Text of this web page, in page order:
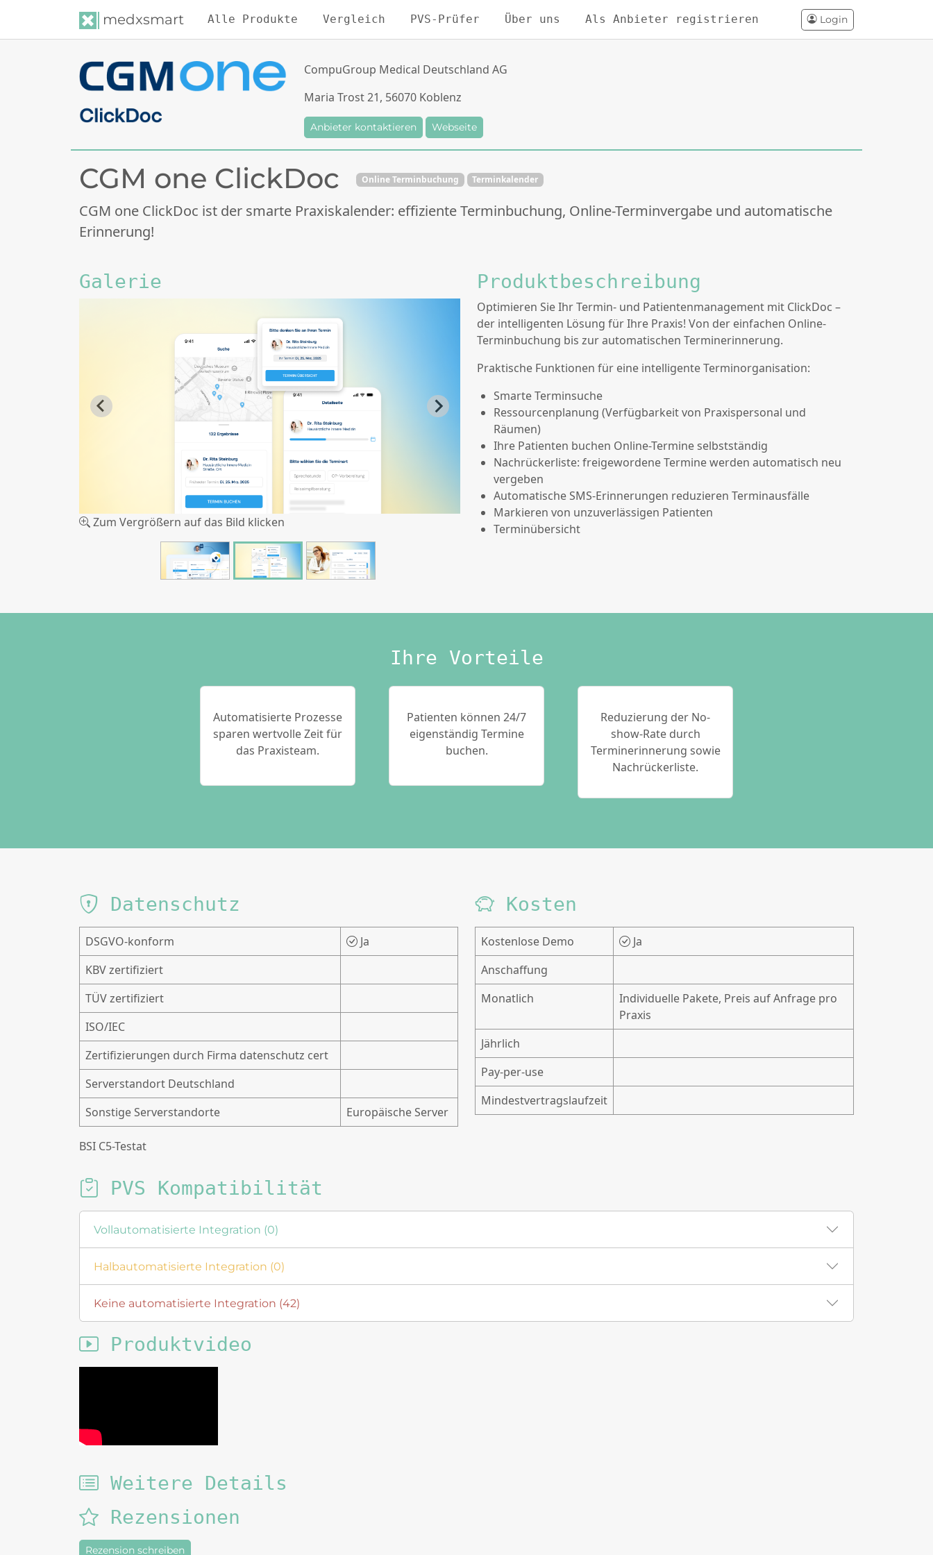
medxsmart Alle Produkte Vergleich PVS-Prüfer Über uns Als Anbieter registrieren Login
CompuGroup Medical Deutschland AG
Maria Trost 21, 56070 Koblenz
Anbieter kontaktieren Webseite
CGM one ClickDoc Online Terminbuchung Terminkalender
CGM one ClickDoc ist der smarte Praxiskalender: effiziente Terminbuchung, Online-Terminvergabe und automatische
Erinnerung!
Galerie
Zum Vergrößern auf das Bild klicken
Produktbeschreibung
Optimieren Sie Ihr Termin- und Patientenmanagement mit ClickDoc –
der intelligenten Lösung für Ihre Praxis! Von der einfachen Online-
Terminbuchung bis zur automatischen Terminerinnerung.
Praktische Funktionen für eine intelligente Terminorganisation:
Smarte Terminsuche
Ressourcenplanung (Verfügbarkeit von Praxispersonal und
Räumen)
Ihre Patienten buchen Online-Termine selbstständig
Nachrückerliste: freigewordene Termine werden automatisch neu
vergeben
Automatische SMS-Erinnerungen reduzieren Terminausfälle
Markieren von unzuverlässigen Patienten
Terminübersicht
Ihre Vorteile
Automatisierte Prozesse
sparen wertvolle Zeit für
das Praxisteam.
Patienten können 24/7
eigenständig Termine
buchen.
Reduzierung der No-
show-Rate durch
Terminerinnerung sowie
Nachrückerliste.
Datenschutz
DSGVO-konform
Ja
KBV zertifiziert
TÜV zertifiziert
ISO/IEC
Zertifizierungen durch Firma datenschutz cert
Serverstandort Deutschland
Sonstige Serverstandorte
Europäische Server
BSI C5-Testat
Kosten
Kostenlose Demo
Ja
Anschaffung
Monatlich
Individuelle Pakete, Preis auf Anfrage pro
Praxis
Jährlich
Pay-per-use
Mindestvertragslaufzeit
PVS Kompatibilität
Vollautomatisierte Integration (0)
Halbautomatisierte Integration (0)
Keine automatisierte Integration (42)
Produktvideo
Weitere Details
Rezensionen
Rezension schreiben